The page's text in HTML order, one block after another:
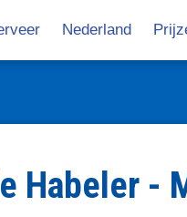
Nederland
Habeler -